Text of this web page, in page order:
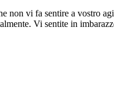
non vi fa sentire a vostro
Vi sentite in